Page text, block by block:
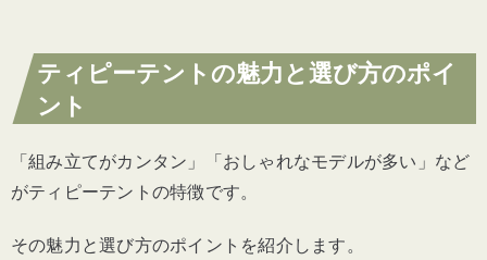
ティピーテントの魅力と選び方のポイ
ント
「組み立てがカンタン」「おしゃれなモデルが多い」など
がティピーテントの特徴です。
その魅力と選び方のポイントを紹介します。